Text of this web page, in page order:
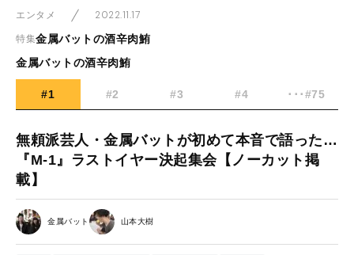
エンタメ 2022.11.17
特集金属バットの酒辛肉鮪
金属バットの酒辛肉鮪
#1 #2 #3 #4 ･･･#75
無頼派芸人・金属バットが初めて本音で語った…
『M-1』ラストイヤー決起集会【ノーカット掲
載】
金属バット 山本大樹